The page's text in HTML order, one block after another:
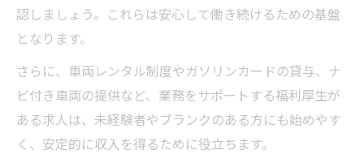
認しましょう。これらは安心して働き続けるための基盤
となります。
さらに、車両レンタル制度やガソリンカードの貸与、ナ
ビ付き車両の提供など、業務をサポートする福利厚生が
ある求人は、未経験者やブランクのある方にも始めやす
く、安定的に収入を得るために役立ちます。